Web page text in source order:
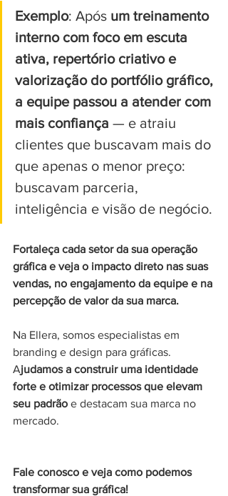
Exemplo: Após um treinamento
interno com foco em escuta
ativa, repertório criativo e
valorização do portfólio gráfico,
a equipe passou a atender com
mais confiança — e atraiu
clientes que buscavam mais do
que apenas o menor preço:
buscavam parceria,
inteligência e visão de negócio.
Fortaleça cada setor da sua operação
gráfica e veja o impacto direto nas suas
vendas, no engajamento da equipe e na
percepção de valor da sua marca.
Na Ellera, somos especialistas em
branding e design para gráficas.
Ajudamos a construir uma identidade
forte e otimizar processos que elevam
seu padrão e destacam sua marca no
mercado.
Fale conosco e veja como podemos
transformar sua gráfica!